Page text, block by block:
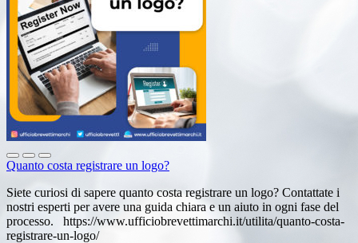
Quanto costa registrare un logo?
Siete curiosi di sapere quanto costa registrare un logo? Contattate i
nostri esperti per avere una guida chiara e un aiuto in ogni fase del
processo. https://www.ufficiobrevettimarchi.it/utilita/quanto-costa-
registrare-un-logo/